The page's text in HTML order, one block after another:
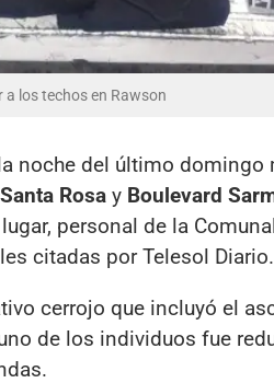
los techos en Rawson
noche del último domingo
Santa Rosa y Boulevard
personal de la
citadas por Telesol Diario.
cerrojo que incluyó el
de los individuos fue